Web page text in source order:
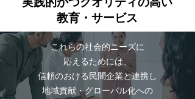
教育・サービス
これらの社会的ニーズに
応えるためには、
信頼のおける民間企業と連携し
地域貢献・グローバル化への